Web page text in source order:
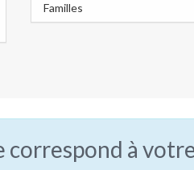
Familles
à